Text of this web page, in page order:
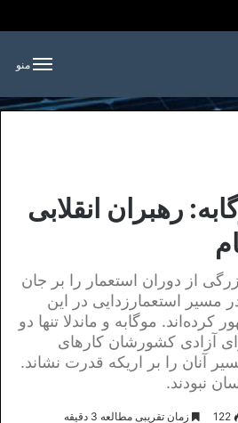
منو
رهبران انقلابی
از دوران استعمار را بر جان
مسیر استعمارزدایی در این
کرده‌اند. موگابه و ماندلا تنها دو
آزادی کشورشان کارهای
آنان را بر اریکه قدرت نشاند.
نبودند.
122 زمان تقریبی مطالعه 3 دقیقه